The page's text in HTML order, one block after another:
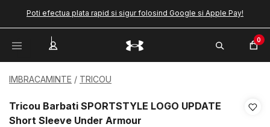
Poti efectua plata rapid si sigur folosind Google si Apple Pay!
0
IMBRACAMINTE TRICOU
Tricou Barbati SPORTSTYLE LOGO UPDATE
Short Sleeve Under Armour